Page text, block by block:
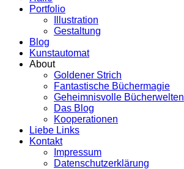
Portfolio
Illustration
Gestaltung
Blog
Kunstautomat
About
Goldener Strich
Fantastische Büchermagie
Geheimnisvolle Bücherwelten
Das Blog
Kooperationen
Liebe Links
Kontakt
Impressum
Datenschutzerklärung